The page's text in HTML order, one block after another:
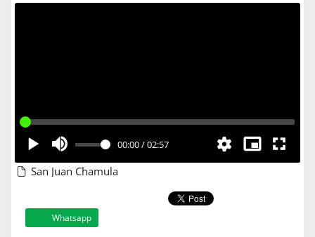
Cerrar Sesión
00:00/02:57
San Juan Chamula
Whatsapp